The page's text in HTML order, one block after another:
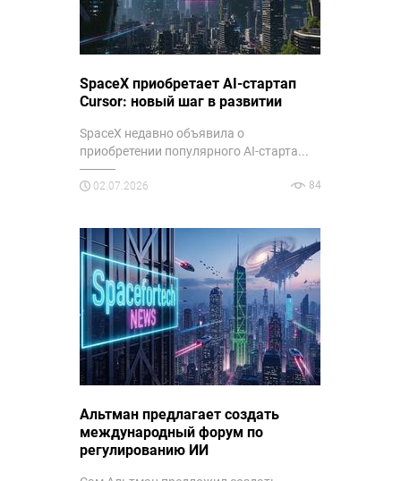
SpaceX приобретает AI-стартап
Cursor: новый шаг в развитии
SpaceX недавно объявила о
приобретении популярного AI-старта...
02.07.2026 84
Альтман предлагает создать
международный форум по
регулированию ИИ